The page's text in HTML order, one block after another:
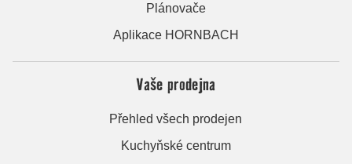
Plánovače
Aplikace HORNBACH
Vaše prodejna
Přehled všech prodejen
Kuchyňské centrum